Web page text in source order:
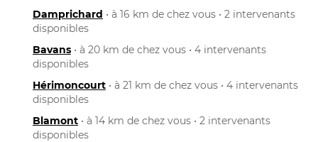
Damprichard • à 16 km de chez vous • 2 intervenants
disponibles
Bavans • à 20 km de chez vous • 4 intervenants
disponibles
Hérimoncourt • à 21 km de chez vous • 4 intervenants
disponibles
Blamont • à 14 km de chez vous • 2 intervenants
disponibles